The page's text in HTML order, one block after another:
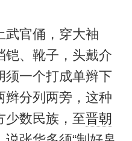
官俑，穿大袖
铠、靴子，头戴介
须一个打成单辫下
辫分列两旁，这种
少数民族，至晋朝